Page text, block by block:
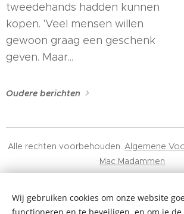
tweedehands hadden kunnen
kopen. 'Veel mensen willen
gewoon graag een geschenk
geven. Maar...
Oudere berichten
Alle rechten voorbehouden. Algemene
Mac Madammen
Mic Mac Minuscule BV, 0678.617.443,
Gentbrugge
Wij gebruiken cookies om onze website